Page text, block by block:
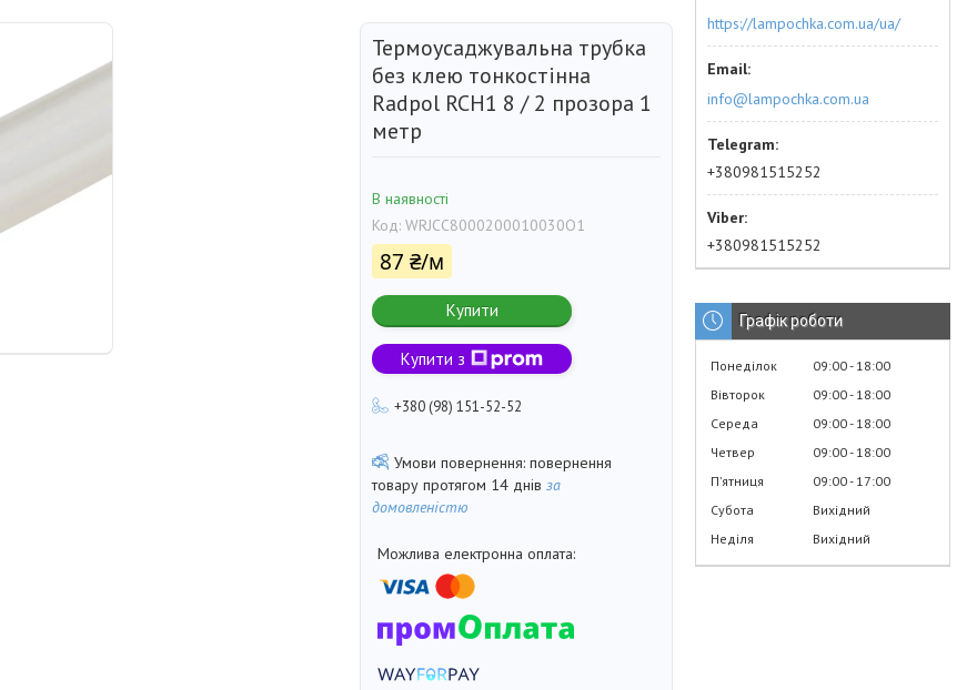
Термоусаджувальна трубка
без клею тонкостінна
Radpol RCH1 8 / 2 прозора 1
метр
В наявності
Код: WRJCC8000200010030O1
87 ₴/м
Купити
Купити з
+380 (98) 151-52-52
повернення
товару протягом 14 днів за
домовленістю
https://lampochka.com.ua/ua/
info@lampochka.com.ua
+380981515252
+380981515252
Графік роботи
Понеділок 09:00 18:00
Вівторок
09:00 18:00
Середа
09:00 18:00
Четвер
09:00 18:00
Пʼятниця
09:00 17:00
Субота
Вихідний
Неділя
Вихідний